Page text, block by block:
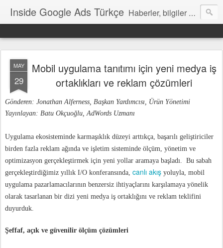
Inside Google Ads Türkçe Haberler, bilgiler ve ipuçları içeren Google Ads Resmi Blogu
MAY
29
Mobil uygulama tanıtımı için yeni medya iş
ortaklıkları ve reklam çözümleri
Gönderen: Jonathan Alferness, Başkan Yardımcısı, Ürün Yönetimi
Yayınlayan: Batu Okçuoğlu, AdWords Uzmanı
Uygulama ekosisteminde karmaşıklık düzeyi arttıkça, başarılı geliştiriciler
birden fazla reklam ağında ve işletim sisteminde ölçüm, yönetim ve
optimizasyon gerçekleştirmek için yeni yollar aramaya başladı. Bu sabah
gerçekleştirdiğimiz yıllık I/O konferansında, canlı akış yoluyla, mobil
uygulama pazarlamacılarının benzersiz ihtiyaçlarını karşılamaya yönelik
olarak tasarlanan bir dizi yeni medya iş ortaklığını ve reklam teklifini
duyurduk.
Şeffaf, açık ve güvenilir ölçüm çözümleri